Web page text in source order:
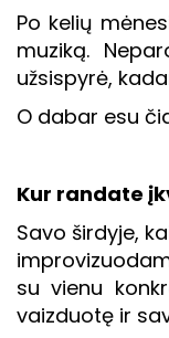
Po kelių
muziką.
užsispyrė,
O dabar esu
Kur randate
Savo širdyje,
su vienu
vaizduotę ir